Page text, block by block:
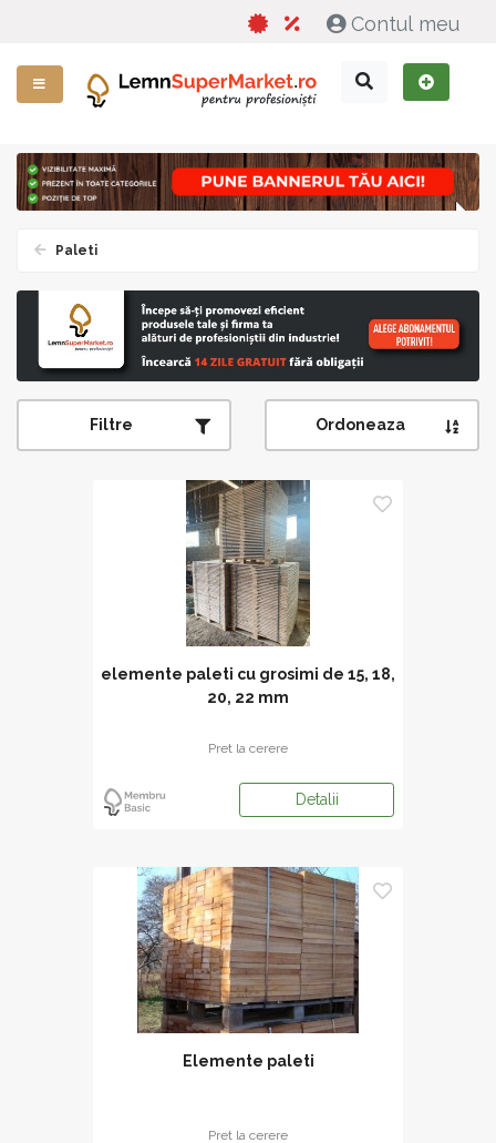
Contul meu
Paleti
Filtre Ordoneaza
elemente paleti cu grosimi de 15, 18,
20, 22 mm
Pret la cerere
Detalii
Elemente paleti
Pret la cerere